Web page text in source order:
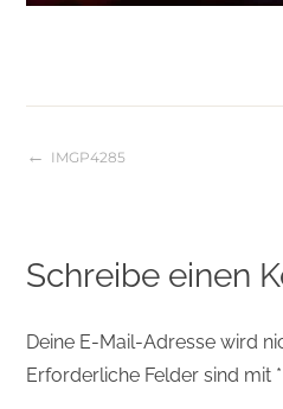
IMGP4285
Schreibe einen
Deine E-Mail-Adresse wird
Erforderliche Felder sind mit *